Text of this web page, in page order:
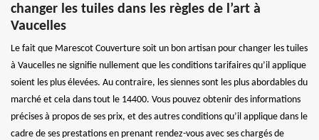
changer les tuiles dans les règles de l’art à
Vaucelles
Le fait que Marescot Couverture soit un bon artisan pour changer les tuiles
à Vaucelles ne signifie nullement que les conditions tarifaires qu’il applique
soient les plus élevées. Au contraire, les siennes sont les plus abordables du
marché et cela dans tout le 14400. Vous pouvez obtenir des informations
précises à propos de ses prix, et des autres conditions qu’il applique dans le
cadre de ses prestations en prenant rendez-vous avec ses chargés de